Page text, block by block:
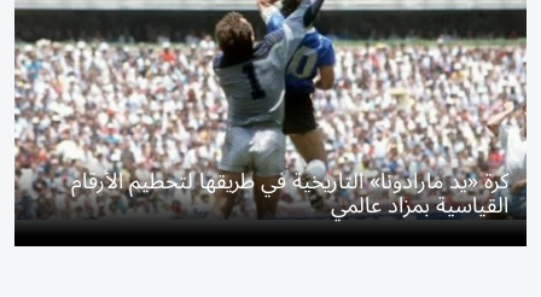
كرة «يد مارادونا» التاريخية في طريقها لتحطيم الأرقام
القياسية بمزاد عالمي